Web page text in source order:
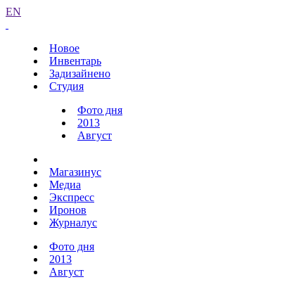
EN
Новое
Инвентарь
Задизайнено
Студия
Фото дня
2013
Август
Магазинус
Медиа
Экспресс
Иронов
Журналус
Фото дня
2013
Август